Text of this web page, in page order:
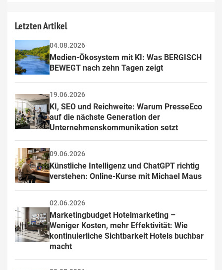
Letzten Artikel
04.08.2026
Medien-Ökosystem mit KI: Was BERGISCH
BEWEGT nach zehn Tagen zeigt
19.06.2026
KI, SEO und Reichweite: Warum PresseEco
auf die nächste Generation der
Unternehmenskommunikation setzt
09.06.2026
Künstliche Intelligenz und ChatGPT richtig
verstehen: Online-Kurse mit Michael Maus
02.06.2026
Marketingbudget Hotelmarketing –
Weniger Kosten, mehr Effektivität: Wie
kontinuierliche Sichtbarkeit Hotels buchbar
macht